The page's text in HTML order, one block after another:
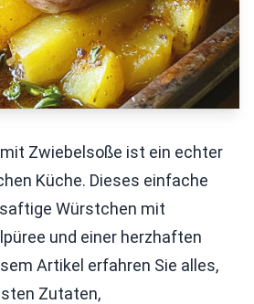
Zwiebelsoße ist ein echter
Küche. Dieses einfache
Würstchen mit
und einer herzhaften
Artikel erfahren Sie alles,
Zutaten,